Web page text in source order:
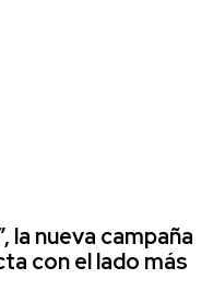
la nueva campaña
con el lado más